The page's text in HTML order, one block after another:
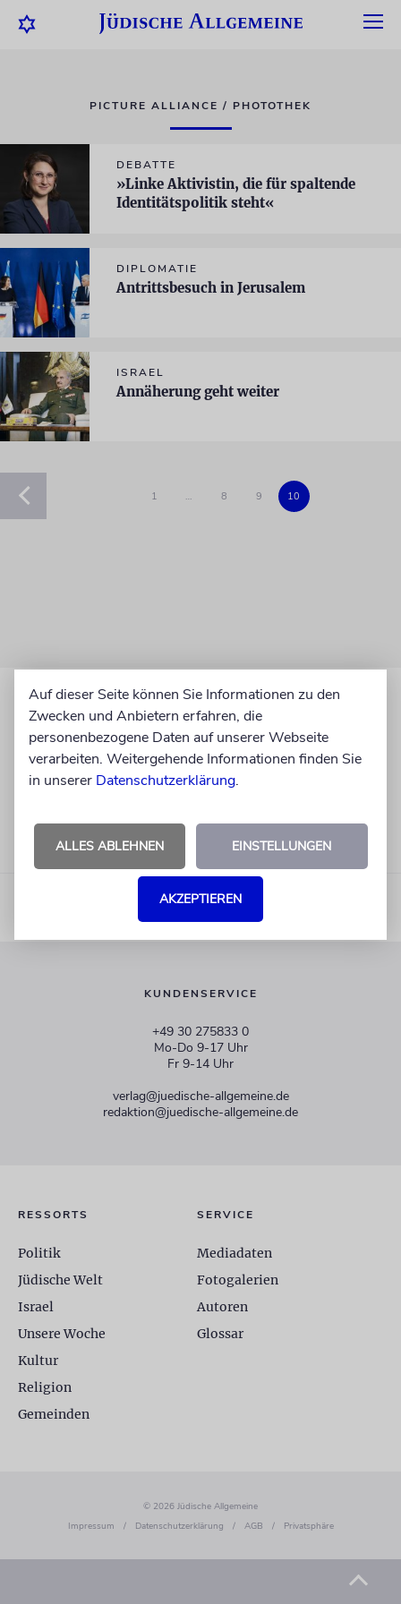
PICTURE ALLIANCE / PHOTOTHEK
DEBATTE
»Linke Aktivistin, die für spaltende
Identitätspolitik steht«
DIPLOMATIE
Antrittsbesuch in Jerusalem
ISRAEL
Annäherung geht weiter
1 … 8 9 10
KUNDENSERVICE
+49 30 275833 0
Mo-Do 9-17 Uhr
Fr 9-14 Uhr
verlag@juedische-allgemeine.de
redaktion@juedische-allgemeine.de
RESSORTS
Politik
Jüdische Welt
Israel
Unsere Woche
Kultur
Religion
Gemeinden
SERVICE
Mediadaten
Fotogalerien
Autoren
Glossar
© 2026 Jüdische Allgemeine
Impressum
/ Datenschutzerklärung / AGB / Privatsphäre
Auf dieser Seite können Sie Informationen zu den
Zwecken und Anbietern erfahren, die
personenbezogene Daten auf unserer Webseite
verarbeiten. Weitergehende Informationen finden Sie
in unserer Datenschutzerklärung.
ALLES ABLEHNEN EINSTELLUNGEN
AKZEPTIEREN